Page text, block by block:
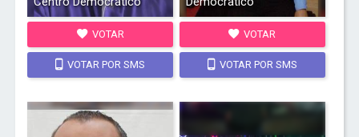
VOTAR
VOTAR POR SMS
VOTAR
VOTAR POR SMS